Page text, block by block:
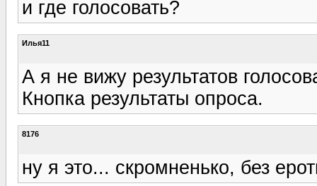
и где голосовать?
Илья11
А я не вижу результатов
Кнопка результаты опроса.
8176
ну я это... скромненько, без